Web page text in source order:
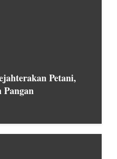
Petani,